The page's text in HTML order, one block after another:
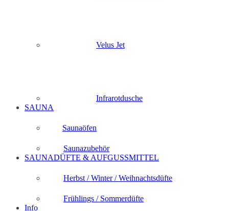
Velus Jet
Infrarotdusche
SAUNA
Saunaöfen
Saunazubehör
SAUNADÜFTE & AUFGUSSMITTEL
Herbst / Winter / Weihnachtsdüfte
Frühlings / Sommerdüfte
Info